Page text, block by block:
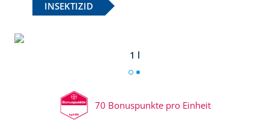
INSEKTIZID
1 l
70 Bonuspunkte pro Einheit